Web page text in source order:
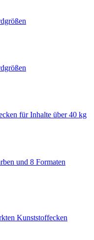
für Inhalte über 40 kg
und 8 Formaten
Kunststoffecken